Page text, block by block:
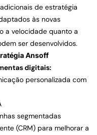
de estratégia
às novas
a velocidade quanto a
ser desenvolvidos.
Ansoff
digitais:
personalizada com
segmentadas
(CRM) para melhorar a